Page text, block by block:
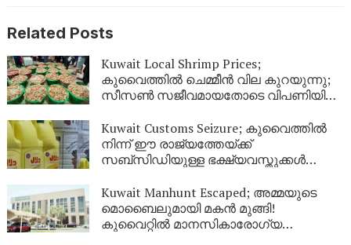
Related Posts
Kuwait Local Shrimp Prices;
കുവൈത്തിൽ ചെമ്മീൻ വില കുറയുന്നു;
സീസൺ സജീവമായതോടെ വിപണിയിൽ
Kuwait Customs Seizure; കുവൈത്തിൽ
നിന്ന് ഈ രാജ്യത്തേയ്ക്ക്
സബ്സിഡിയുള്ള ഭക്ഷ്യവസ്തുക്കൾ
Kuwait Manhunt Escaped; അമ്മയുടെ
മൊബൈലുമായി മകൻ മുങ്ങി!
കുവൈറ്റിൽ മാനസികാരോഗ്യ